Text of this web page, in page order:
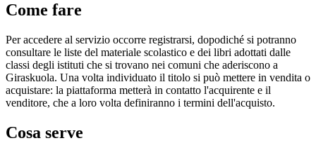
Come fare
Per accedere al servizio occorre registrarsi, dopodiché si potranno
consultare le liste del materiale scolastico e dei libri adottati dalle
classi degli istituti che si trovano nei comuni che aderiscono a
Giraskuola. Una volta individuato il titolo si può mettere in vendita o
acquistare: la piattaforma metterà in contatto l'acquirente e il
venditore, che a loro volta definiranno i termini dell'acquisto.
Cosa serve